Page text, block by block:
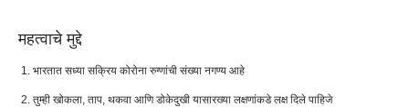
BF.7, कोरोनाव्हायरसचे नवीन प्रकार:
महत्वाचे मुद्दे
भारतात सध्या सक्रिय कोरोना रुग्णांची संख्या नगण्य आहे
तुम्ही खोकला, ताप, थकवा आणि डोकेदुखी यासारख्या लक्षणांकडे लक्ष दिले पाहिजे